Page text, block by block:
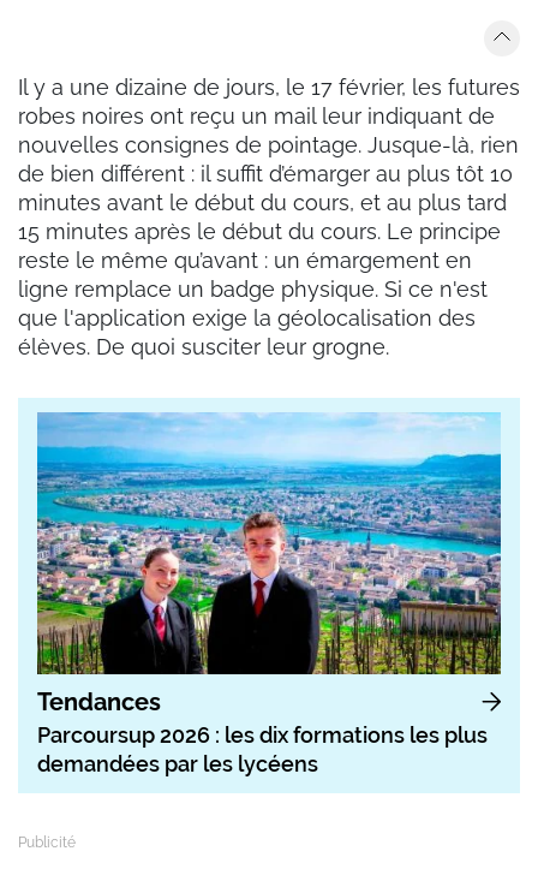
Il y a une dizaine de jours, le 17 février, les futures
robes noires ont reçu un mail leur indiquant de
nouvelles consignes de pointage. Jusque-là, rien
de bien différent : il suffit d’émarger au plus tôt 10
minutes avant le début du cours, et au plus tard
15 minutes après le début du cours. Le principe
reste le même qu’avant : un émargement en
ligne remplace un badge physique. Si ce n'est
que l'application exige la géolocalisation des
élèves. De quoi susciter leur grogne.
Tendances
Parcoursup 2026 : les dix formations les plus
demandées par les lycéens